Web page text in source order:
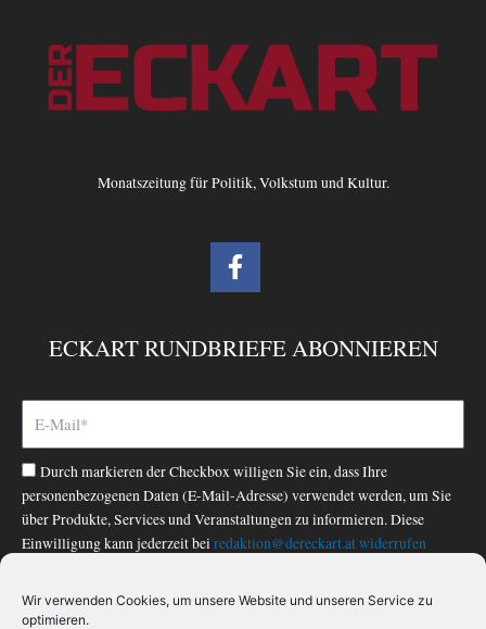
Wir verwenden Cookies, um unsere Website und unseren Service zu
optimieren.
Monatszeitung für Politik, Volkstum und Kultur.
F
a
b
o
-
f
ECKART RUNDBRIEFE ABONNIEREN
Durch markieren der Checkbox willigen Sie ein, dass Ihre
personenbezogenen Daten (E-Mail-Adresse) verwendet werden, um Sie
über Produkte, Services und Veranstaltungen zu informieren. Diese
Einwilligung kann jederzeit bei redaktion@dereckart.atwiderrufen
Datenschutzerklärung